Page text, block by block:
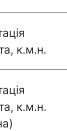
к.м.н.
к.м.н.